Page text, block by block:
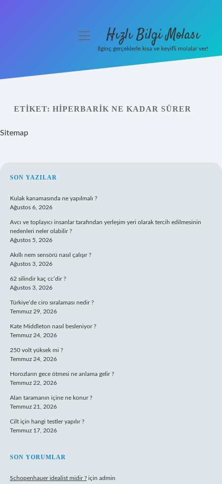
Yasal Uyarı
Hakkımızda
menüyüHızlı Bilgi Molası
İlginç gerçeklerle kısa ve keyifli molalar ver!
ETIKET: HIPERBARIK NE KADAR SÜRER
Sitemap
SIDEBAR
SON YAZILAR
Kulak kanamasında ne yapılmalı ?
Ağustos 6, 2026
Avcı ve toplayıcı insanlar tarafından yerleşim yeri olarak tercih edilmesinin
nedenleri neler olabilir ?
Ağustos 5, 2026
Akıllı nem sensörü nasıl çalışır ?
Ağustos 3, 2026
62 silindir kaç cc’dir ?
Ağustos 3, 2026
Türkiye’de ciro sıralaması nedir ?
Temmuz 29, 2026
Kate Middleton nasıl besleniyor ?
Temmuz 24, 2026
250 volt yüksek mi ?
Temmuz 24, 2026
Horozların gece ötmesi ne anlama gelir ?
Temmuz 22, 2026
Alan taramanın içine ne konur ?
Temmuz 21, 2026
Cilt için hangi testler yapılır ?
Temmuz 17, 2026
SON YORUMLAR
Schopenhauer idealist midir ? için admin